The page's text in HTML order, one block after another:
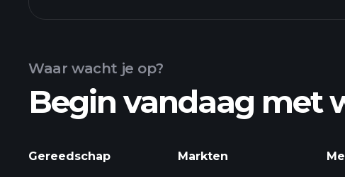
Waar wacht je op?
Begin vandaag met
Gereedschap Markten